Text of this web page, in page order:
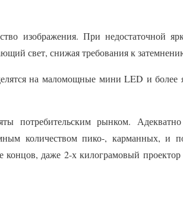
изображения. При недостаточной
свет, снижая требования к
на маломощные мини LED и более
потребительским рынком.
количеством пико-, карманных, и
даже 2-х килограмовый